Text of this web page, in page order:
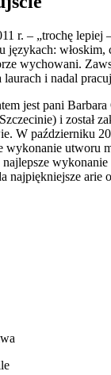
r. – „trochę
wychowani.
i nadal
jest pani
i został
W październiku
wykonanie
najlepsze
najpiękniejsze